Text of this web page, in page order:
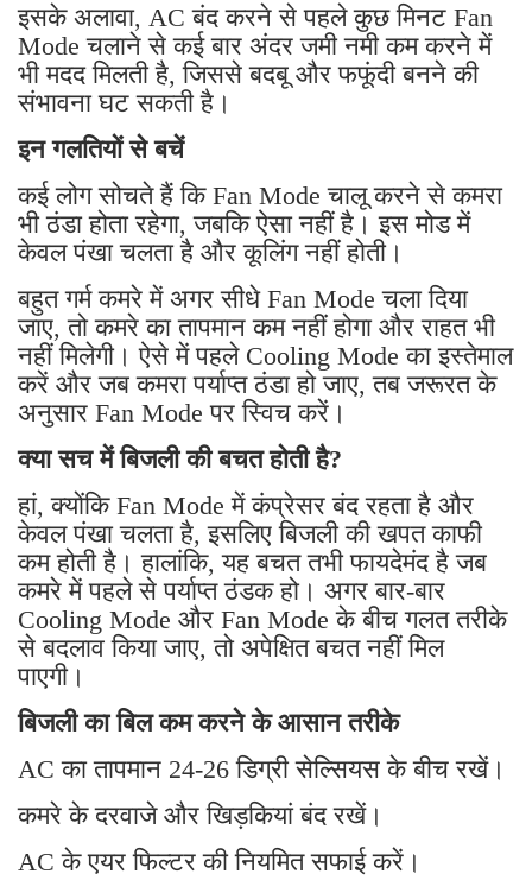
इसके अलावा, AC बंद करने से पहले कुछ मिनट Fan
Mode चलाने से कई बार अंदर जमी नमी कम करने में
भी मदद मिलती है, जिससे बदबू और फफूंदी बनने की
संभावना घट सकती है।
इन गलतियों से बचें
कई लोग सोचते हैं कि Fan Mode चालू करने से कमरा
भी ठंडा होता रहेगा, जबकि ऐसा नहीं है। इस मोड में
केवल पंखा चलता है और कूलिंग नहीं होती।
बहुत गर्म कमरे में अगर सीधे Fan Mode चला दिया
जाए, तो कमरे का तापमान कम नहीं होगा और राहत भी
नहीं मिलेगी। ऐसे में पहले Cooling Mode का इस्तेमाल
करें और जब कमरा पर्याप्त ठंडा हो जाए, तब जरूरत के
अनुसार Fan Mode पर स्विच करें।
क्या सच में बिजली की बचत होती है?
हां, क्योंकि Fan Mode में कंप्रेसर बंद रहता है और
केवल पंखा चलता है, इसलिए बिजली की खपत काफी
कम होती है। हालांकि, यह बचत तभी फायदेमंद है जब
कमरे में पहले से पर्याप्त ठंडक हो। अगर बार-बार
Cooling Mode और Fan Mode के बीच गलत तरीके
से बदलाव किया जाए, तो अपेक्षित बचत नहीं मिल
पाएगी।
बिजली का बिल कम करने के आसान तरीके
AC का तापमान 24-26 डिग्री सेल्सियस के बीच रखें।
कमरे के दरवाजे और खिड़कियां बंद रखें।
AC के एयर फिल्टर की नियमित सफाई करें।